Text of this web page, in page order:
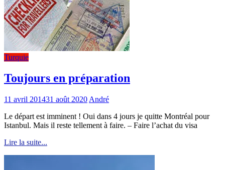
Turquie
Toujours en préparation
11 avril 201431 août 2020 André
Le départ est imminent ! Oui dans 4 jours je quitte Montréal pour
Istanbul. Mais il reste tellement à faire. – Faire l’achat du visa
Lire la suite...